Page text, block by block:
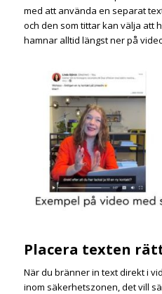
med att använda en separat
och den som tittar kan välja att
hamnar alltid längst ner på
Placera texten
När du bränner in text direkt i
inom säkerhetszonen, det vill